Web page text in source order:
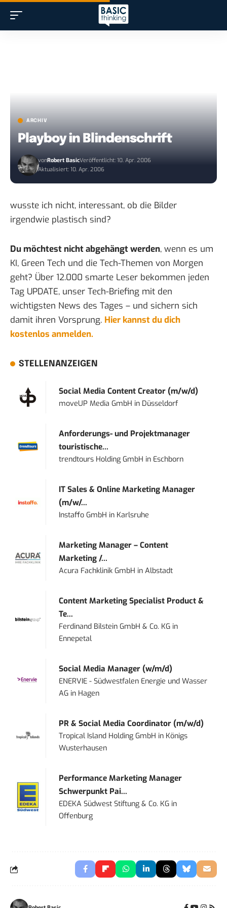
ARCHIV
Playboy in Blindenschrift
vonRobert BasicVeröffentlicht: 10. Apr. 2006
Aktualisiert: 10. Apr. 2006
wusste ich nicht, interessant, ob die Bilder
irgendwie plastisch sind?
Du möchtest nicht abgehängt werden, wenn es um
KI, Green Tech und die Tech-Themen von Morgen
geht? Über 12.000 smarte Leser bekommen jeden
Tag UPDATE, unser Tech-Briefing mit den
wichtigsten News des Tages – und sichern sich
damit ihren Vorsprung. Hier kannst du dich
kostenlos anmelden.
STELLENANZEIGEN
Social Media Content Creator (m/w/d)
moveUP Media GmbH in Düsseldorf
Anforderungs- und Projektmanager
touristische...
trendtours Holding GmbH in Eschborn
IT Sales & Online Marketing Manager
(m/w/...
Instaffo GmbH in Karlsruhe
Marketing Manager – Content
Marketing /...
Acura Fachklinik GmbH inAlbstadt
Content Marketing Specialist Product &
Te...
Ferdinand Bilstein GmbH & Co. KG in
Ennepetal
Social Media Manager (w/m/d)
ENERVIE - Südwestfalen Energie und Wasser
AG in Hagen
PR & Social Media Coordinator (m/w/d)
Tropical Island Holding GmbH in Königs
Wusterhausen
Performance Marketing Manager
Schwerpunkt Pai...
EDEKA Südwest Stiftung & Co. KG in
Offenburg